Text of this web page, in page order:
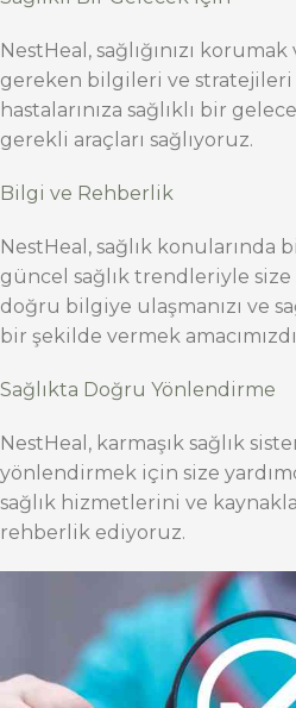
NestHeal, sağlığınızı
gereken bilgileri ve stratejileri
hastalarınıza sağlıklı bir
gerekli araçları sağlıyoruz.
Bilgi ve Rehberlik
NestHeal, sağlık
güncel sağlık trendleriyle
doğru bilgiye ulaşmanızı ve
bir şekilde vermek
Sağlıkta Doğru Yönlendirme
NestHeal, karmaşık sağlık
yönlendirmek için size
sağlık hizmetlerini ve
rehberlik ediyoruz.